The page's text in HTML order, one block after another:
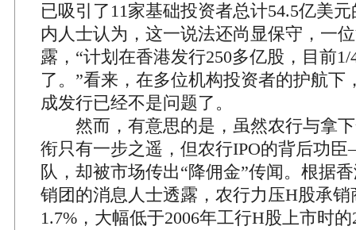
已吸引了11家基础投资者总计54.5亿美
内人士认为，这一说法还尚显保守，一
露，“计划在香港发行250多亿股，目前
了。”看来，在多位机构投资者的护航下
成发行已经不是问题了。
然而，有意思的是，虽然农行与拿下
衔只有一步之遥，但农行IPO的背后功
队，却被市场传出“降佣金”传闻。根据
销团的消息人士透露，农行力压H股承销
1.7%，大幅低于2006年工行H股上市时